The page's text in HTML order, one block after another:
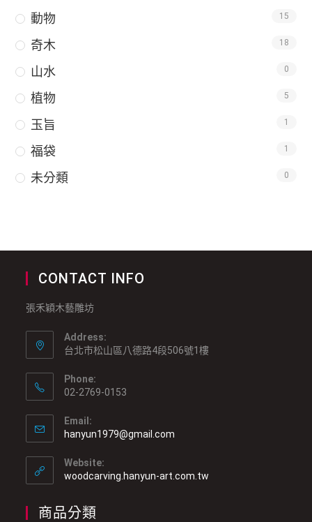
動物 15
奇木 18
山水 0
植物 5
玉旨 1
福袋 1
未分類 0
CONTACT INFO
張禾穎木藝雕坊
Address:
台北市松山區八德路4段506號1樓
Phone:
02-2769-0153
Email:
hanyun1979@gmail.com
Website:
woodcarving.hanyun-art.com.tw
商品分類